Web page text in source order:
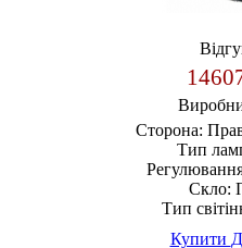
Сторона:
Тип
Скло:
Тип
Купити